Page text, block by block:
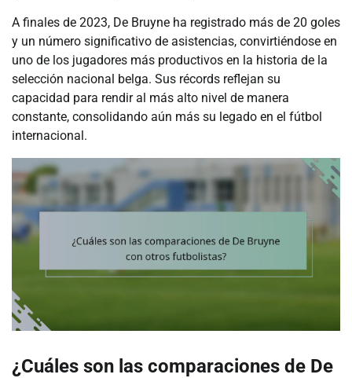
A finales de 2023, De Bruyne ha registrado más de 20 goles
y un número significativo de asistencias, convirtiéndose en
uno de los jugadores más productivos en la historia de la
selección nacional belga. Sus récords reflejan su
capacidad para rendir al más alto nivel de manera
constante, consolidando aún más su legado en el fútbol
internacional.
¿Cuáles son las comparaciones de De